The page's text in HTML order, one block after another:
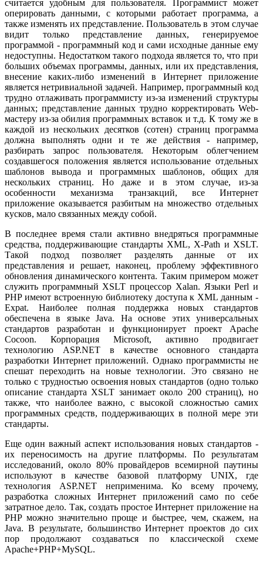
считается удобным для пользователя. Программист может
оперировать данными, с которыми работает программа, а
также изменять их представление. Пользователь в этом случае
видит только представление данных, генерируемое
программой - программный код и сами исходные данные ему
недоступны. Недостатком такого подхода является то, что при
больших объемах программы, данных, или их представления,
внесение каких-либо изменений в Интернет приложение
является нетривиальной задачей. Например, программный код
трудно отлаживать программисту из-за изменений структуры
данных; представление данных трудно корректировать Web-
мастеру из-за обилия программных вставок и т.д. К тому же в
каждой из нескольких десятков (сотен) страниц программа
должна выполнять одни и те же действия - например,
разбирать запрос пользователя. Некоторым облегчением
создавшегося положения является использование отдельных
шаблонов вывода и программных шаблонов, общих для
нескольких страниц. Но даже и в этом случае, из-за
особенности механизма транзакций, все Интернет
приложение оказывается разбитым на множество отдельных
кусков, мало связанных между собой.
В последнее время стали активно внедряться программные
средства, поддерживающие стандарты XML, X-Path и XSLT.
Такой подход позволяет разделять данные от их
представления и решает, наконец, проблему эффективного
обновления динамического контента. Таким примером может
служить программный XSLT процессор Xalan. Языки Perl и
PHP имеют встроенную библиотеку доступа к XML данным -
Expat. Наиболее полная поддержка новых стандартов
обеспечена в языке Java. На основе этих универсальных
стандартов разработан и функционирует проект Apache
Cocoon. Корпорация Microsoft, активно продвигает
технологию ASP.NET в качестве основного стандарта
разработки Интернет приложений. Однако программисты не
спешат переходить на новые технологии. Это связано не
только с трудностью освоения новых стандартов (одно только
описание стандарта XSLT занимает около 200 страниц), но
также, что наиболее важно, с высокой сложностью самих
программных средств, поддерживающих в полной мере эти
стандарты.
Еще один важный аспект использования новых стандартов -
их переносимость на другие платформы. По результатам
исследований, около 80% провайдеров всемирной паутины
используют в качестве базовой платформу UNIX, где
технология ASP.NET неприменима. Ко всему прочему,
разработка сложных Интернет приложений само по себе
затратное дело. Так, создать простое Интернет приложение на
PHP можно значительно проще и быстрее, чем, скажем, на
Java. В результате, большинство Интернет проектов до сих
пор продолжают создаваться по классической схеме
Apache+PHP+MySQL.